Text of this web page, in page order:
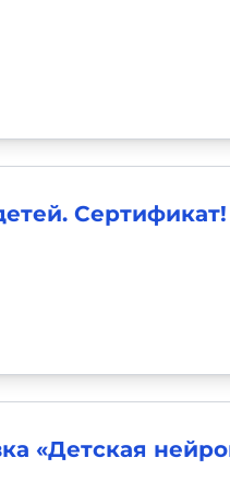
Сертификат!
«Детская